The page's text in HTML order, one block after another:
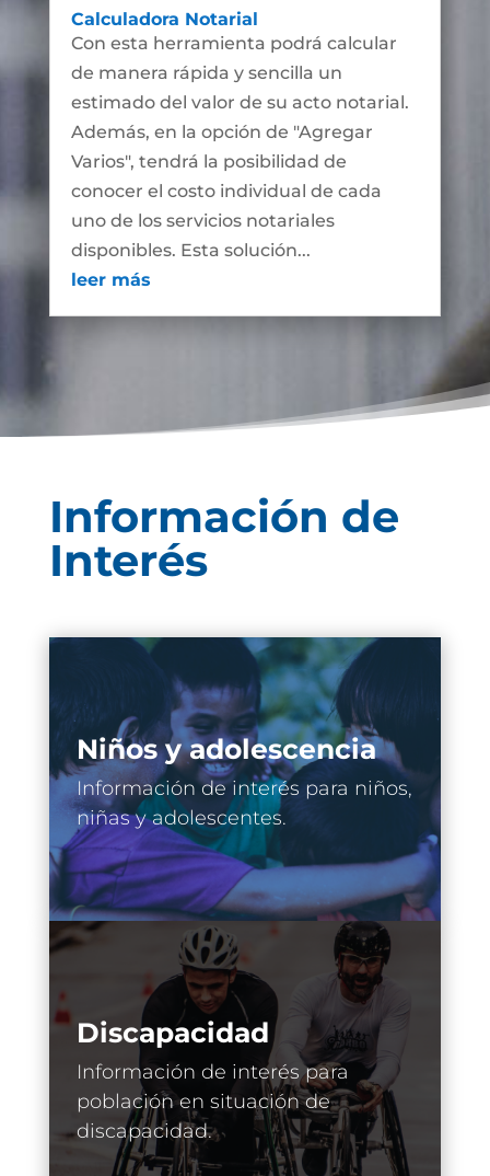
Calculadora Notarial
Con esta herramienta podrá calcular
de manera rápida y sencilla un
estimado del valor de su acto notarial.
Además, en la opción de "Agregar
Varios", tendrá la posibilidad de
conocer el costo individual de cada
uno de los servicios notariales
disponibles. Esta solución...
leer más
Información de
Interés
Niños y adolescencia
Información de interés para niños,
niñas y adolescentes.
Discapacidad
Información de interés para
población en situación de
discapacidad.